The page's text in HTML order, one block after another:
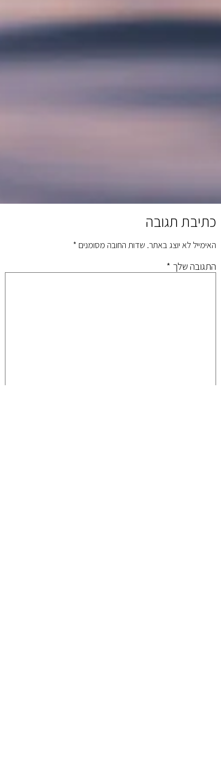
כתיבת תגובה
האימייל לא יוצג באתר. שדות החובה מסומנים *
התגובה שלך *